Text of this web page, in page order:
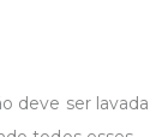
deve ser lavada